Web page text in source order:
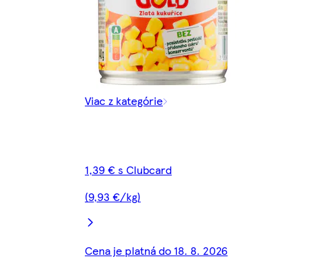
Viac z kategórie
1,39 € s Clubcard
(9,93 €/kg)
Cena je platná do 18. 8. 2026